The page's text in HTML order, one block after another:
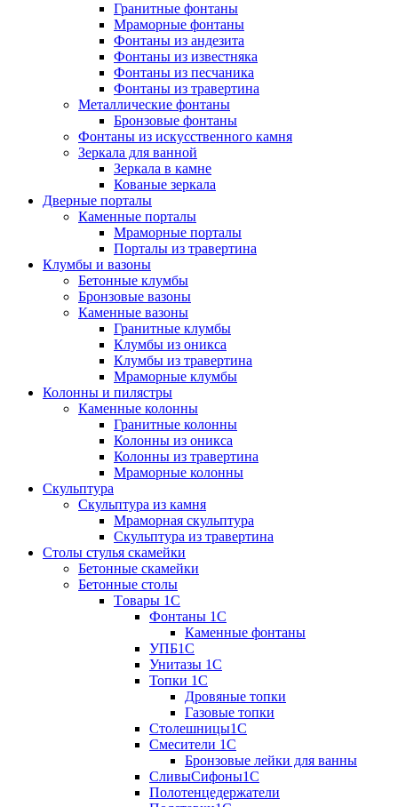
Гранитные фонтаны
Мраморные фонтаны
Фонтаны из андезита
Фонтаны из известняка
Фонтаны из песчаника
Фонтаны из травертина
Металлические фонтаны
Бронзовые фонтаны
Фонтаны из искусственного камня
Зеркала для ванной
Зеркала в камне
Кованые зеркала
Дверные порталы
Каменные порталы
Мраморные порталы
Порталы из травертина
Клумбы и вазоны
Бетонные клумбы
Бронзовые вазоны
Каменные вазоны
Гранитные клумбы
Клумбы из оникса
Клумбы из травертина
Мраморные клумбы
Колонны и пилястры
Каменные колонны
Гранитные колонны
Колонны из оникса
Колонны из травертина
Мраморные колонны
Скульптура
Скульптура из камня
Мраморная скульптура
Скульптура из травертина
Столы стулья скамейки
Бетонные скамейки
Бетонные столы
Tовары 1C
Фонтаны 1C
Каменные фонтаны
УПБ1С
Унитазы 1С
Топки 1С
Дровяные топки
Газовые топки
Столешницы1С
Смесители 1С
Бронзовые лейки для ванны
СливыСифоны1С
Полотенцедержатели